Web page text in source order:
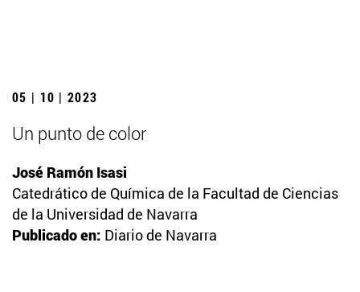
05 | 10 | 2023
Un punto de color
José Ramón Isasi
Catedrático de Química de la Facultad de Ciencias
de la Universidad de Navarra
Publicado en: Diario de Navarra